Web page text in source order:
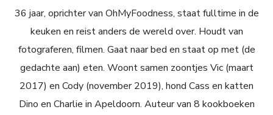
36 jaar, oprichter van OhMyFoodness, staat fulltime in de
keuken en reist anders de wereld over. Houdt van
fotograferen, filmen. Gaat naar bed en staat op met (de
gedachte aan) eten. Woont samen zoontjes Vic (maart
2017) en Cody (november 2019), hond Cass en katten
Dino en Charlie in Apeldoorn. Auteur van 8 kookboeken